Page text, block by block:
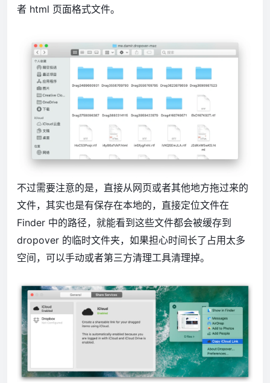
者 html 页面格式文件。
不过需要注意的是，直接从网页或者其他地方拖过来的
文件，其实也是有保存在本地的，直接定位文件在
Finder 中的路径，就能看到这些文件都会被缓存到
dropover 的临时文件夹，如果担心时间长了占用太多
空间，可以手动或者第三方清理工具清理掉。